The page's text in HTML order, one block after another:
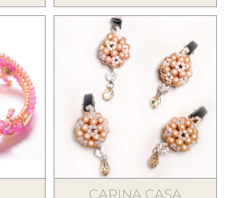
CARINA CASA